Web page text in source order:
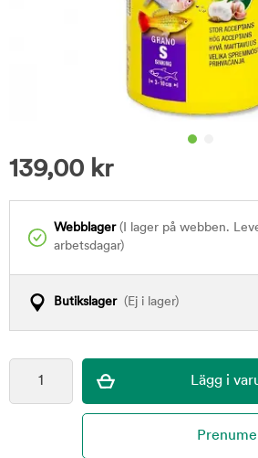
139,00 kr
Webblager(I lager på webben.
arbetsdagar)
Butikslager(Ej i lager)